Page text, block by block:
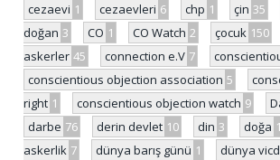
cezaevi 1 cezaevleri 6 chp 1 çin 35
doğan 3 CO 1 CO Watch 2 çocuk 150
askerler 45 connection e.V 7
conscientious objection association 5
right 1 conscientious objection watch 9
darbe 76 derin devlet 10 din 3 doğa
askerlik 7 dünya barış günü 1
dünya